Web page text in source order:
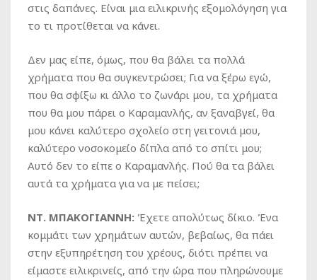
στις δαπάνες. Είναι μια ειλικρινής εξομολόγηση για
το τι προτίθεται να κάνει.
Δεν μας είπε, όμως, που θα βάλει τα πολλά
χρήματα που θα συγκεντρώσει; Για να ξέρω εγώ,
που θα σφίξω κι άλλο το ζωνάρι μου, τα χρήματα
που θα μου πάρει ο Καραμανλής, αν ξαναβγεί, θα
μου κάνει καλύτερο σχολείο στη γειτονιά μου,
καλύτερο νοσοκομείο δίπλα από το σπίτι μου;
Αυτό δεν το είπε ο Καραμανλής. Πού θα τα βάλει
αυτά τα χρήματα για να με πείσει;
ΝΤ. ΜΠΑΚΟΓΙΑΝΝΗ: Έχετε απολύτως δίκιο. Ένα
κομμάτι των χρημάτων αυτών, βεβαίως, θα πάει
στην εξυπηρέτηση του χρέους, διότι πρέπει να
είμαστε ειλικρινείς, από την ώρα που πληρώνουμε